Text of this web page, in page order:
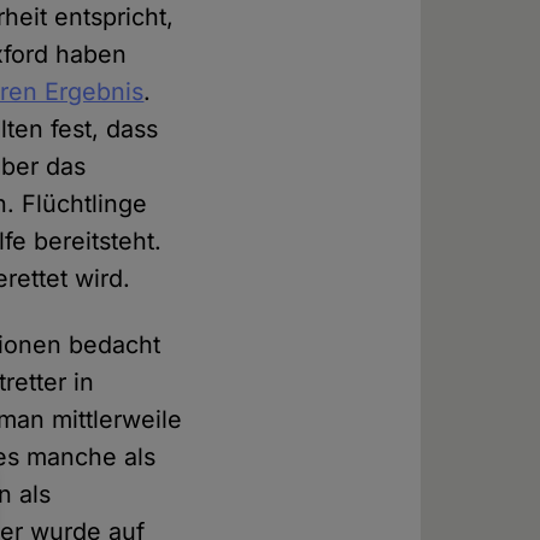
entspricht,
haben
Ergebnis.
fest, dass
das
Flüchtlinge
bereitsteht.
wird.
bedacht
in
mittlerweile
manche als
als
wurde auf